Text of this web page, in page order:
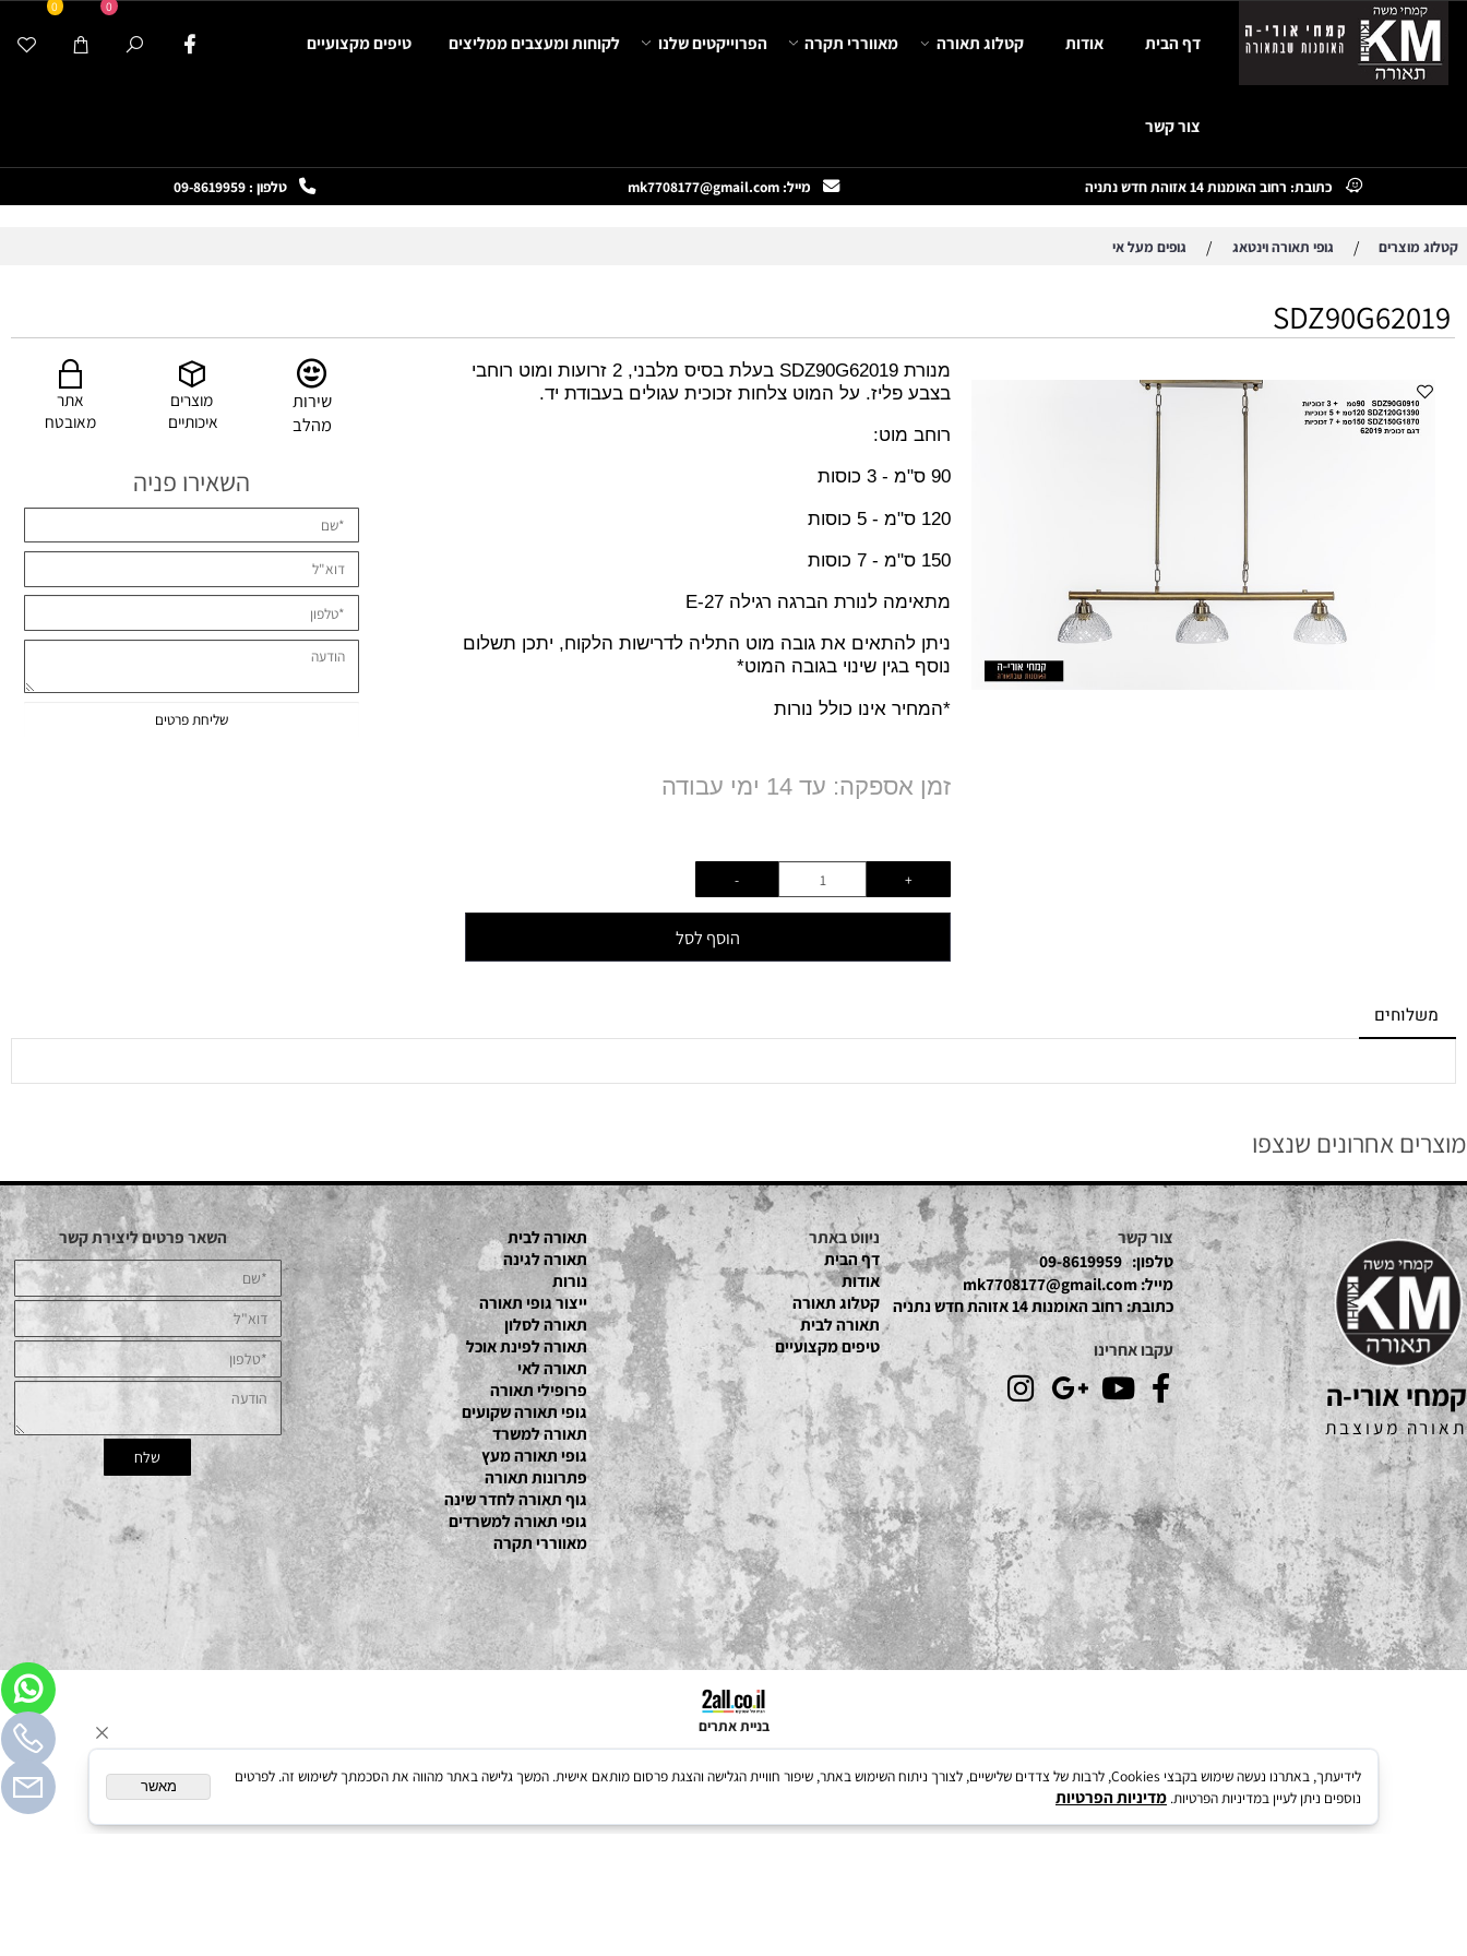
כתובת: רחוב האומנות 14 אזוהת חדש נתניה מייל: mk7708177@gmail.com טלפון : 09-8619959
0 0
דף הבית אודות קטלוג תאורה מאווררי תקרה הפרוייקטים שלנו לקוחות ומעצבים ממליצים טיפים מקצועיים
צור קשר
/ גופי תאורה וינטאג / גופים מעל אי
מנורת SDZ90G62019
בעלת בסיס מלבני, 2 זרועות ומוט רוחבי
ניתן להתאים את גובה מוט התליה לדרישות הלקוח, יתכן תשלום
נוסף בגין שינוי בגובה המוט*
שירות
מוצרים אתר
השאירו פניה
אחרונים שנצפו
ה
מעוצבת
צור קשר
טלפון: 09-8619959
מייל:mk7708177@gmail.com
כתובת:רחוב האומנות 14 אזוהת חדש נתניה
עקבו אחרינו
ניווט באתר
דף הבית
אודות
קטלוג תאורה
תאורה לבית
טיפים מקצועיים
תאורה לבית
תאורה לגינה
נורות
ייצור גופי תאורה
תאורה לסלון
תאורה לפינת אוכל
תאורה לאי
פרופילי תאורה
גופי תאורה שקועים
תאורה למשרד
גופי תאורה מעץ
פתרונות תאורה
גוף תאורה לחדר שינה
גופי תאורה למשרדים
מאווררי תקרה
השאר פרטים ליצירת קשר